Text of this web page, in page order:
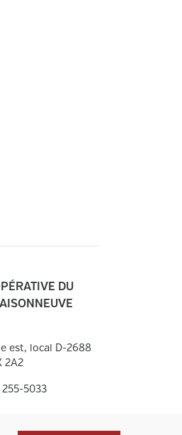
DU
est, local D-2688
2A2
255-5033